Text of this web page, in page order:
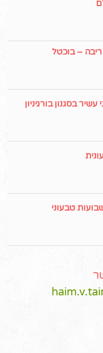
ריבה – בוכטל
בסגנון בורגיניון
טבעוני